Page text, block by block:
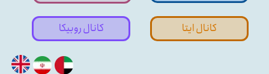
کانال ایتا کانال روبیکا